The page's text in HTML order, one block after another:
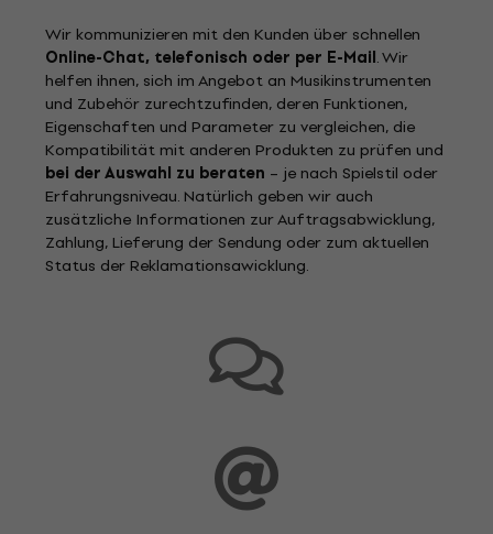
Wir kommunizieren mit den Kunden über schnellen
Online-Chat, telefonisch oder per E-Mail. Wir
helfen ihnen, sich im Angebot an Musikinstrumenten
und Zubehör zurechtzufinden, deren Funktionen,
Eigenschaften und Parameter zu vergleichen, die
Kompatibilität mit anderen Produkten zu prüfen und
bei der Auswahl zu beraten – je nach Spielstil oder
Erfahrungsniveau. Natürlich geben wir auch
zusätzliche Informationen zur Auftragsabwicklung,
Zahlung, Lieferung der Sendung oder zum aktuellen
Status der Reklamationsawicklung.